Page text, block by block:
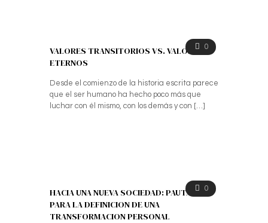
0
VALORES TRANSITORIOS VS. VALORES
ETERNOS
Desde el comienzo de la historia escrita parece
que el ser humano ha hecho poco más que
luchar con él mismo, con los demás y con […]
0
HACIA UNA NUEVA SOCIEDAD: PAUTAS
PARA LA DEFINICION DE UNA
TRANSFORMACION PERSONAL